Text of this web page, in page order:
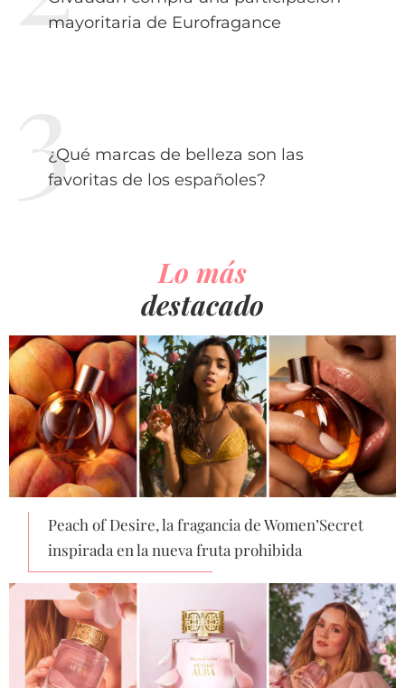
mayoritaria de Eurofragance
¿Qué marcas de belleza son las
favoritas de los españoles?
Lo más
destacado
Peach of Desire, la fragancia de Women’Secret
inspirada en la nueva fruta prohibida